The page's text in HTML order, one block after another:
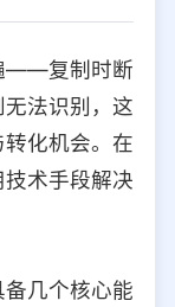
——复制时断
法识别，这
化机会。在
术手段解决
几个核心能